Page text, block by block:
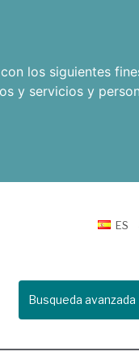
los siguientes
y servicios y
ES
Busqueda avanzada